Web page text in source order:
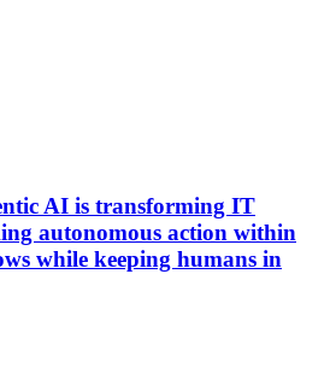
AI is transforming IT
autonomous action within
while keeping humans in